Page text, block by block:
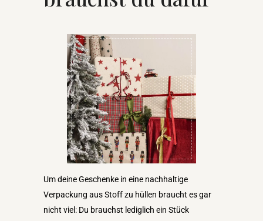
Um deine Geschenke in eine nachhaltige
Verpackung aus Stoff zu hüllen braucht es gar
nicht viel: Du brauchst lediglich ein Stück